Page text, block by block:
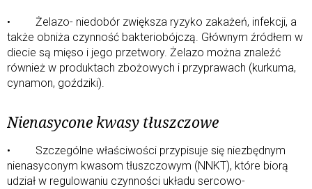
• Żelazo- niedobór zwiększa ryzyko zakażeń, infekcji, a
także obniża czynność bakteriobójczą. Głównym źródłem w
diecie są mięso i jego przetwory. Żelazo można znaleźć
również w produktach zbożowych i przyprawach (kurkuma,
cynamon, goździki).
Nienasycone kwasy tłuszczowe
• Szczególne właściwości przypisuje się niezbędnym
nienasyconym kwasom tłuszczowym (NNKT), które biorą
udział w regulowaniu czynności układu sercowo-